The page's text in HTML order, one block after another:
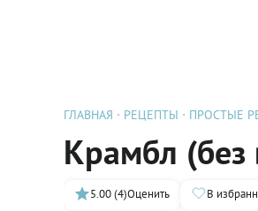
ГЛАВНАЯ РЕЦЕПТЫ ПРОСТЫЕ
Крамбл (без
5.00 (4)Оценить В